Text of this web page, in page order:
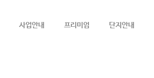
사업안내 프리미엄 단지안내